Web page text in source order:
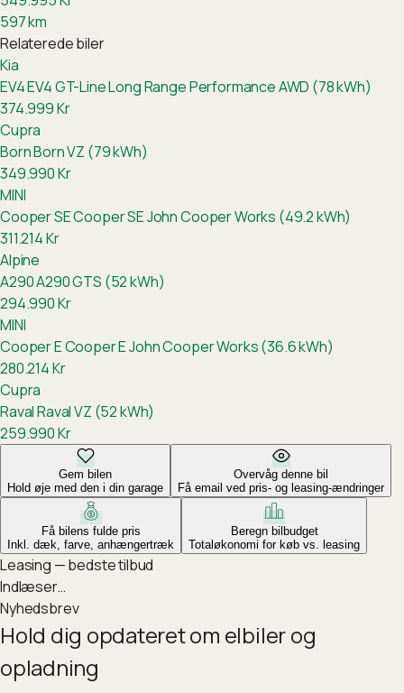
597km
Relaterede biler
Kia
EV4EV4 GT-Line Long Range Performance AWD (78 kWh)
374.999Kr
Cupra
BornBorn VZ (79 kWh)
349.990Kr
MINI
Cooper SECooper SE John Cooper Works (49.2 kWh)
311.214Kr
Alpine
A290A290 GTS (52 kWh)
294.990Kr
MINI
Cooper ECooper E John Cooper Works (36.6 kWh)
280.214Kr
Cupra
RavalRaval VZ (52 kWh)
259.990Kr
Gem bilen
Hold øje med den i din garage
Overvåg denne bil
Få email ved pris- og leasing-ændringer
Få bilens fulde pris
Inkl. dæk, farve, anhængertræk
Beregn bilbudget
Totaløkonomi for køb vs. leasing
Leasing — bedste tilbud
Indlæser…
Nyhedsbrev
Hold dig opdateret om elbiler og
opladning